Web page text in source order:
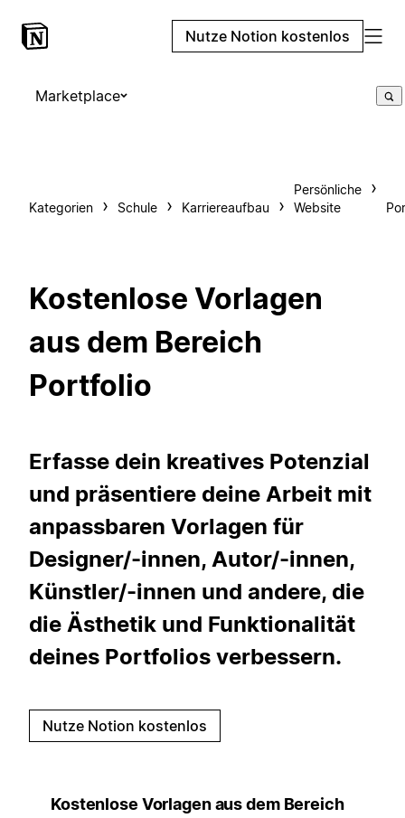
Nutze Notion kostenlos
Marketplace
Kategorien Schule Karriereaufbau
Persönliche
Website
Kostenlose Vorlagen
aus dem Bereich
Portfolio
Erfasse dein kreatives Potenzial
und präsentiere deine Arbeit mit
anpassbaren Vorlagen für
Designer/-innen, Autor/-innen,
Künstler/-innen und andere, die
die Ästhetik und Funktionalität
deines Portfolios verbessern.
Nutze Notion kostenlos
Kostenlose Vorlagen aus dem Bereich